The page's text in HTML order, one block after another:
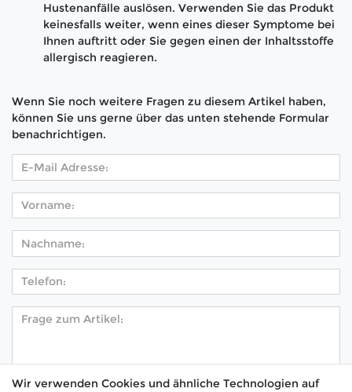
Hustenanfälle auslösen. Verwenden Sie das Produkt
keinesfalls weiter, wenn eines dieser Symptome bei
Ihnen auftritt oder Sie gegen einen der Inhaltsstoffe
allergisch reagieren.
Wenn Sie noch weitere Fragen zu diesem Artikel haben,
können Sie uns gerne über das unten stehende Formular
benachrichtigen.
Wir verwenden Cookies und ähnliche Technologien auf